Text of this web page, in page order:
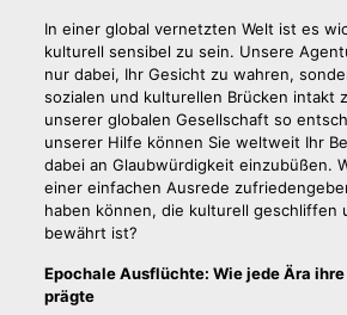
In einer global vernetzten Welt ist es
kulturell sensibel zu sein. Unsere
nur dabei, Ihr Gesicht zu wahren,
sozialen und kulturellen Brücken intakt
unserer globalen Gesellschaft so
unserer Hilfe können Sie weltweit Ihr
dabei an Glaubwürdigkeit einzubüßen.
einer einfachen Ausrede
haben können, die kulturell geschliffen
bewährt ist?
Epochale Ausflüchte: Wie jede Ära
prägte